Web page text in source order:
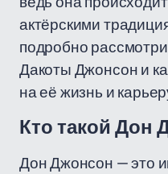
актёрскими
подробно
Дакоты Джонсон и
на её жизнь и
Кто такой Дон
Дон Джонсон — это